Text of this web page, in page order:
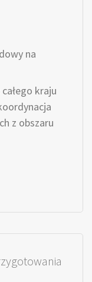
na
kraju
z obszaru